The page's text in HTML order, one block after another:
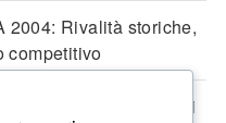
2004: Rivalità storiche,
competitivo
2004: Trasferimenti dei